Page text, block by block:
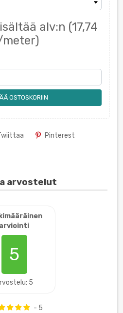
alv:n (17,74
OSTOSKORIIN
Pinterest
arvostelut
arviointi
5
5
- 5